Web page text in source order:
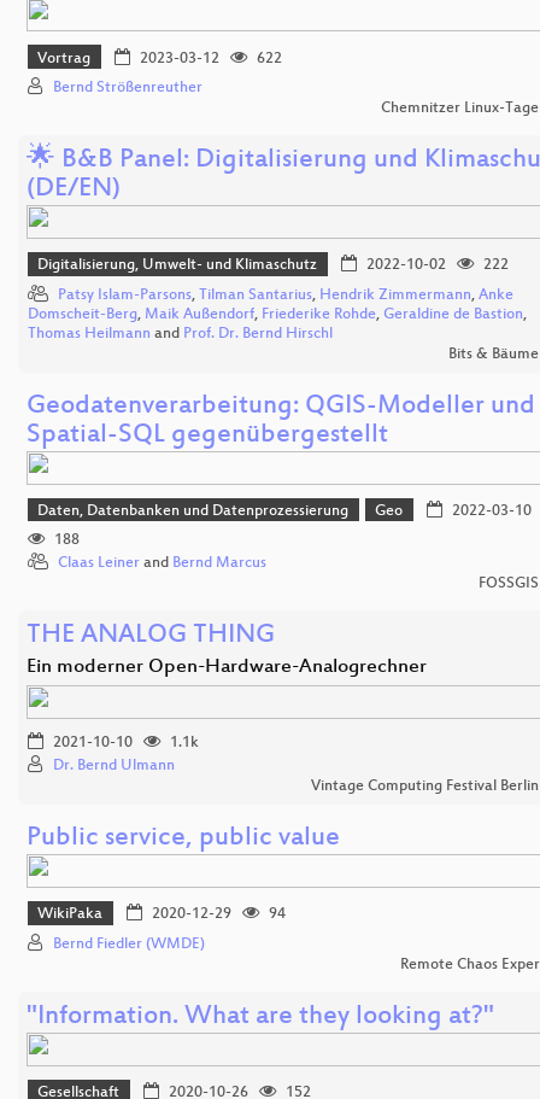
Vortrag 2023-03-12
622
Bernd Strößenreuther
Chemnitzer Linux-
🌟 B&B Panel: Digitalisierung und
(DE/EN)
Digitalisierung, Umwelt- und Klimaschutz 2022-10-02
222
Patsy Islam-Parsons, Tilman Santarius, Hendrik Zimmermann, Anke
Domscheit-Berg, Maik Außendorf, Friederike Rohde, Geraldine de Bastion,
Thomas Heilmann and Prof. Dr. Bernd Hirschl
Bits &
Geodatenverarbeitung: QGIS-Modeller und
Spatial-SQL gegenübergestellt
Daten, Datenbanken und Datenprozessierung Geo
2022-03-10
188
Claas Leiner and Bernd Marcus
THE ANALOG THING
Ein moderner Open-Hardware-Analogrechner
2021-10-10
1.1k
Dr. Bernd Ulmann
Vintage Computing Festival
Public service, public value
WikiPaka 2020-12-29
94
Bernd Fiedler (WMDE)
Remote Chaos
"Information. What are they looking at?"
Gesellschaft 2020-10-26 152